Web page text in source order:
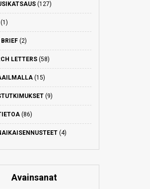
(127)
(2)
LETTERS(58)
(15)
(9)
(86)
(4)
Avainsanat